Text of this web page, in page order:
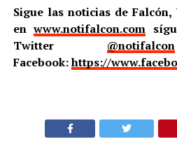
Sigue las noticias de
enwww.notifalcon.com
Twitter @notifalcon
Facebook:https://